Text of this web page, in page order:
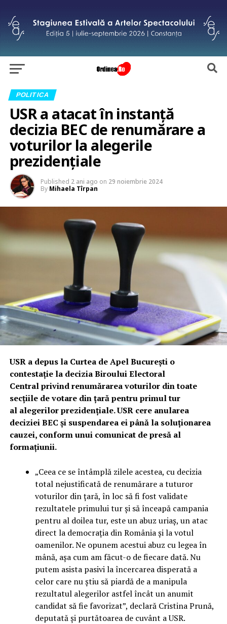
POLITICA
USR a atacat în instanță
decizia BEC de renumărare a
voturilor la alegerile
prezidențiale
Published 2 ani ago on 29 noiembrie 2024
By Mihaela Tîrpan
USR a depus la Curtea de Apel București o
contestație la decizia Biroului Electoral
Central privind renumărarea voturilor din toate
secțiile de votare din țară pentru primul tur
al alegerilor prezidențiale. USR cere anularea
deciziei BEC și suspendarea ei până la soluționarea
cauzei, conform unui comunicat de presă al
formațiunii.
„Ceea ce se întâmplă zilele acestea, cu decizia
total nejustificată de renumărare a tuturor
voturilor din țară, în loc să fi fost validate
rezultatele primului tur și să înceapă campania
pentru al doilea tur, este un abuz uriaș, un atac
direct la democrația din România și la votul
oamenilor. Ne opunem acestui abuz cu legea în
mână, așa cum am făcut-o de fiecare dată. Nu
putem asista pasivi la încercarea disperată a
celor care nu știu să piardă de a manipula
rezultatul alegerilor astfel încât un anumit
candidat să fie favorizat”, declară Cristina Prună,
deputată și purtătoarea de cuvânt a USR.